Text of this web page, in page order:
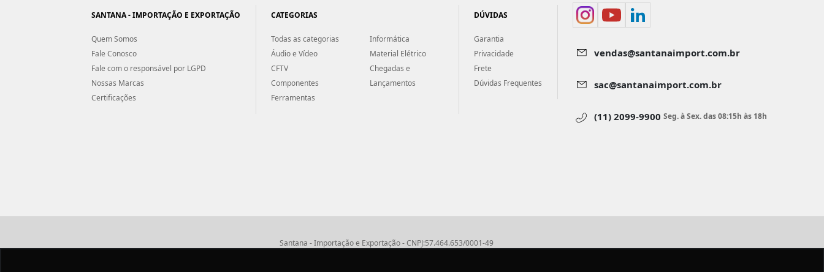
SANTANA - IMPORTAÇÃO E EXPORTAÇÃO
Quem Somos
Fale Conosco
Fale com o responsável por LGPD
Nossas Marcas
Certificações
CATEGORIAS
Todas as categorias
Áudio e Vídeo
CFTV
Componentes
Ferramentas
Informática
Material Elétrico
Chegadas e
Lançamentos
DÚVIDAS
Garantia
Privacidade
Frete
Dúvidas Frequentes
vendas@santanaimport.com.br
sac@santanaimport.com.br
(11) 2099-9900 Seg. à Sex. das 08:15h às 18h
Santana - Importação e Exportação - CNPJ:57.464.653/0001-49